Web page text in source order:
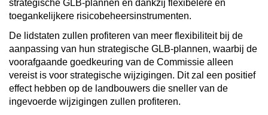
strategische GLB-plannen en dankzij flexibelere en
toegankelijkere risicobeheersinstrumenten.
De lidstaten zullen profiteren van meer flexibiliteit bij de
aanpassing van hun strategische GLB-plannen, waarbij de
voorafgaande goedkeuring van de Commissie alleen
vereist is voor strategische wijzigingen. Dit zal een positief
effect hebben op de landbouwers die sneller van de
ingevoerde wijzigingen zullen profiteren.